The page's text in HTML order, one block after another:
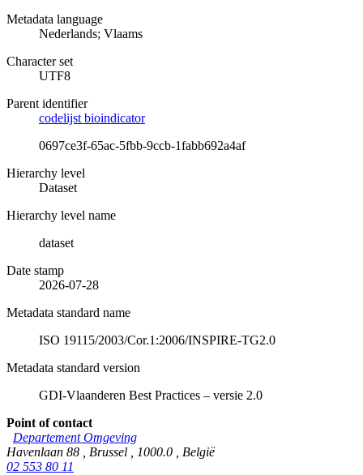
Metadata language
Nederlands; Vlaams
Character set
UTF8
Parent identifier
codelijst bioindicator
0697ce3f-65ac-5fbb-9ccb-1fabb692a4af
Hierarchy level
Dataset
Hierarchy level name
dataset
Date stamp
2026-07-28
Metadata standard name
ISO 19115/2003/Cor.1:2006/INSPIRE-TG2.0
Metadata standard version
GDI-Vlaanderen Best Practices – versie 2.0
Point of contact
Departement Omgeving
Havenlaan 88
Brussel 1000.0
België
02 553 80 11